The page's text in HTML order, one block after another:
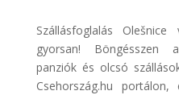
Discover
Cars
Szállásfoglalás
gyorsan! Böngésszen
panziók és olcsó
Csehország.hu